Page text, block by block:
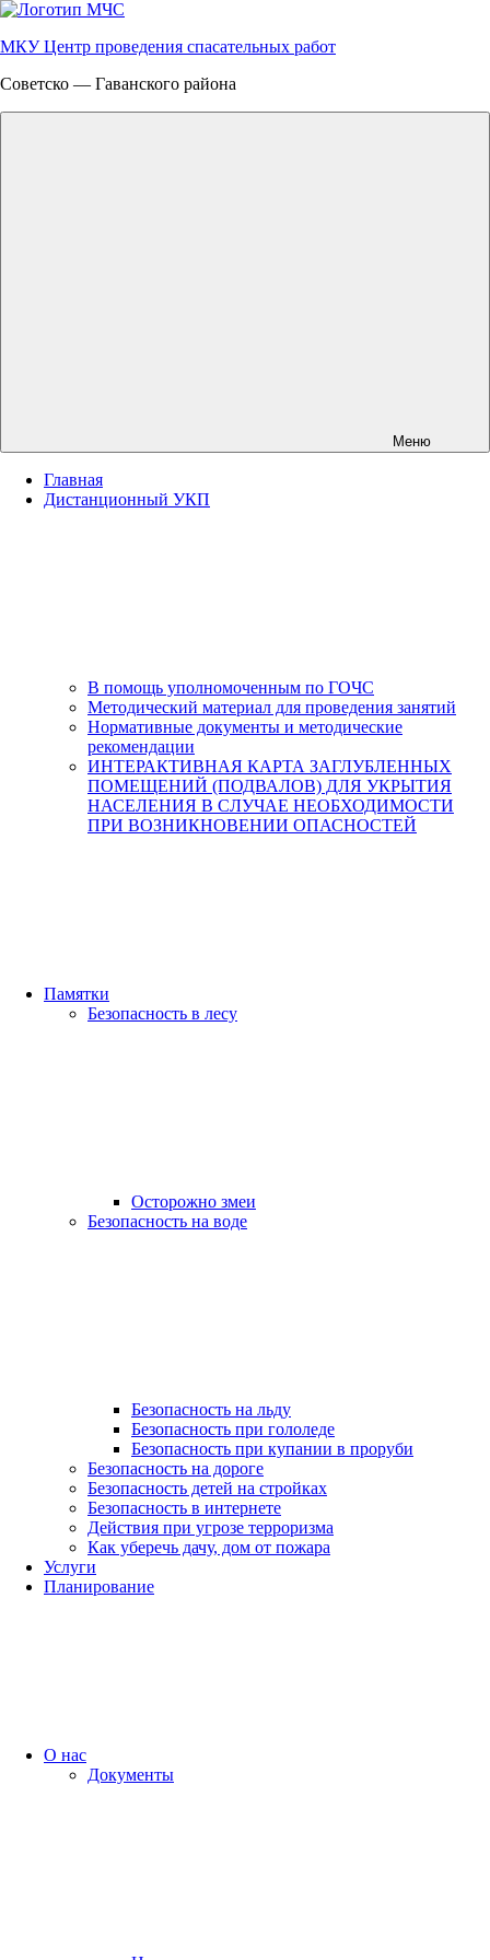
Перейти
содержимому
МКУ Центр проведения спасательных работ
Советско — Гаванского района
Меню
Главная
Дистанционный УКП
В помощь уполномоченным по ГОЧС
Методический материал для проведения занятий
Нормативные документы и методические
рекомендации
ИНТЕРАКТИВНАЯ КАРТА ЗАГЛУБЛЕННЫХ
ПОМЕЩЕНИЙ (ПОДВАЛОВ) ДЛЯ УКРЫТИЯ
НАСЕЛЕНИЯ В СЛУЧАЕ НЕОБХОДИМОСТИ
ПРИ ВОЗНИКНОВЕНИИ ОПАСНОСТЕЙ
Памятки
Безопасность в лесу
Осторожно змеи
Безопасность на воде
Безопасность на льду
Безопасность при гололеде
Безопасность при купании в проруби
Безопасность на дороге
Безопасность детей на стройках
Безопасность в интернете
Действия при угрозе терроризма
Как уберечь дачу, дом от пожара
Услуги
Планирование
О нас
Документы